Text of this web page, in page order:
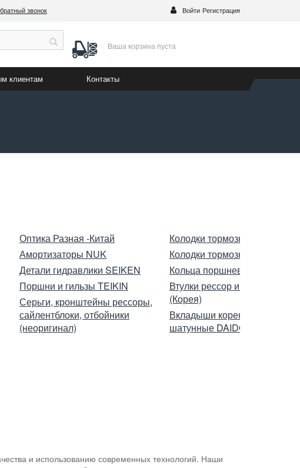
звонок Войти Регистрация
Ваша корзина пуста
клиентам Контакты
Оптика Разная -Китай
Амортизаторы NUK
Детали гидравлики SEIKEN
Поршни и гильзы TEIKIN
Серьги, кронштейны рессоры,
сайлентблоки, отбойники
(неоригинал)
Колодки тормозные jFBK
Колодки тормозные G-brake
Кольца поршневые TP
Втулки рессор и балансиров
(Корея)
Вкладыши коренные,
шатунные DAIDO
и использованию современных технологий. Наши